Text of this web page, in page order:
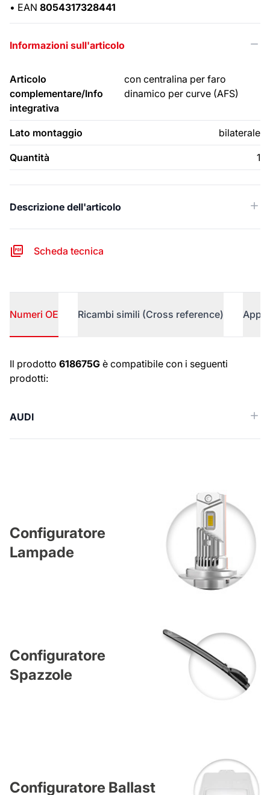
• EAN 8054317328441
Informazioni sull'articolo
Articolo
complementare/Info
integrativa
con centralina per faro
dinamico per curve (AFS)
Lato montaggio bilaterale
Quantità 1
Descrizione dell'articolo
Scheda tecnica
Numeri OE Ricambi simili (Cross reference)
Numeri OE
Il prodotto 618675G è compatibile con i seguenti
prodotti:
AUDI
Configuratore
Lampade
Configuratore
Spazzole
Configuratore Ballast